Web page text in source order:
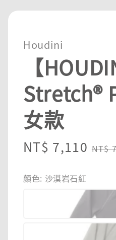
Houdini
【
Stretch®
女款
Sale
NT$ 7,110 NT$
顏色: 沙漠岩石紅